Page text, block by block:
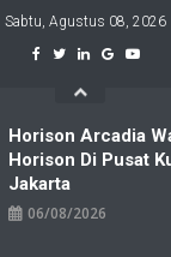
Sabtu, Agustus 08, 2026
Horison Arcadia
Horison Di Pusat
Jakarta
06/08/2026